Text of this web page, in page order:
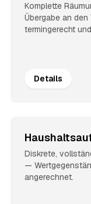
Komplette
Übergabe an
termingerecht
Details
Diskrete,
—
angerechnet.